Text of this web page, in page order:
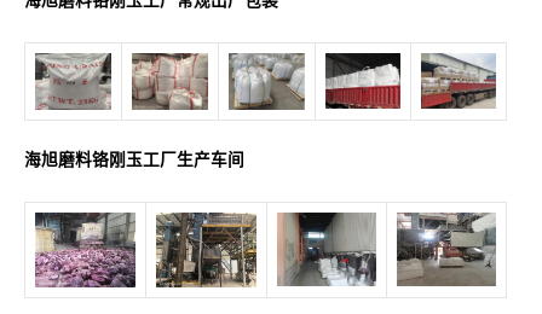
海旭磨料铬刚玉工厂生产车间